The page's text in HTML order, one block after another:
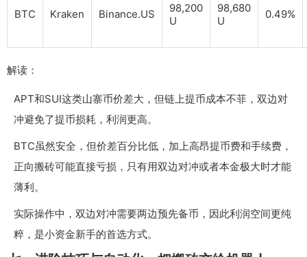
BTC Kraken Binance.US
98,200
U
98,680
U
0.49%
解读：
APT和SUI这类山寨币价差大，但链上提币成本不菲，双边对
冲避免了提币损耗，利润更高。
BTC虽然安全，但价差百分比低，加上高昂提币费和手续费，
正向搬砖可能直接亏损，只有用双边对冲或者本金极大时才能
薄利。
实际操作中，双边对冲需要两边预先备币，因此利润空间更纯
粹，是小资金新手的首选方式。